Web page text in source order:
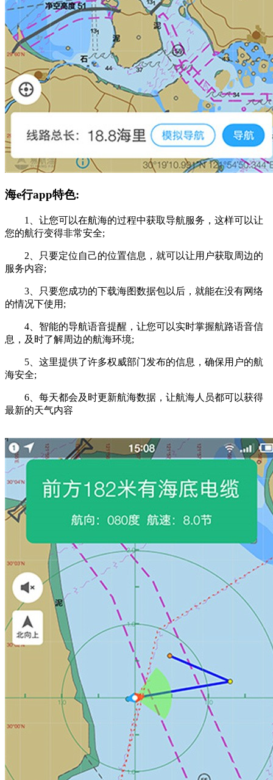
海e行app特色:
1、让您可以在航海的过程中获取导航服务，这样可以让
您的航行变得非常安全;
2、只要定位自己的位置信息，就可以让用户获取周边的
服务内容;
3、只要您成功的下载海图数据包以后，就能在没有网络
的情况下使用;
4、智能的导航语音提醒，让您可以实时掌握航路语音信
息，及时了解周边的航海环境;
5、这里提供了许多权威部门发布的信息，确保用户的航
海安全;
6、每天都会及时更新航海数据，让航海人员都可以获得
最新的天气内容